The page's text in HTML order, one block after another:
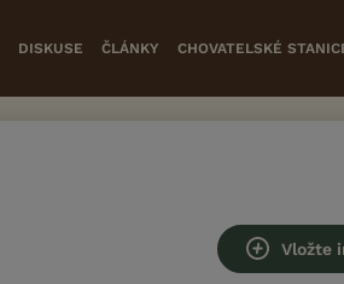
DISKUSE ČLÁNKY CHOVATELSKÉ
Vložte